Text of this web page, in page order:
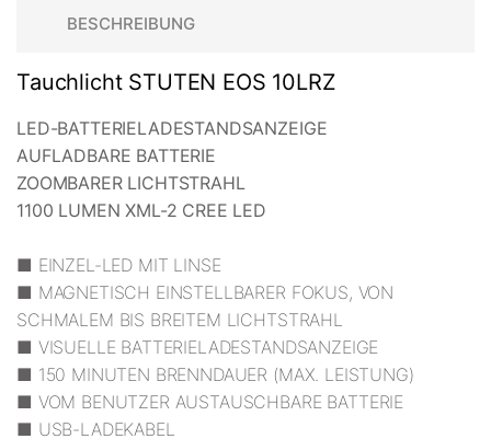
BESCHREIBUNG
Tauchlicht STUTEN EOS 10LRZ
LED-BATTERIELADESTANDSANZEIGE
AUFLADBARE BATTERIE
ZOOMBARER LICHTSTRAHL
1100 LUMEN XML-2 CREE LED
■ EINZEL-LED MIT LINSE
■ MAGNETISCH EINSTELLBARER FOKUS, VON
SCHMALEM BIS BREITEM LICHTSTRAHL
■ VISUELLE BATTERIELADESTANDSANZEIGE
■ 150 MINUTEN BRENNDAUER (MAX. LEISTUNG)
■ VOM BENUTZER AUSTAUSCHBARE BATTERIE
■ USB-LADEKABEL